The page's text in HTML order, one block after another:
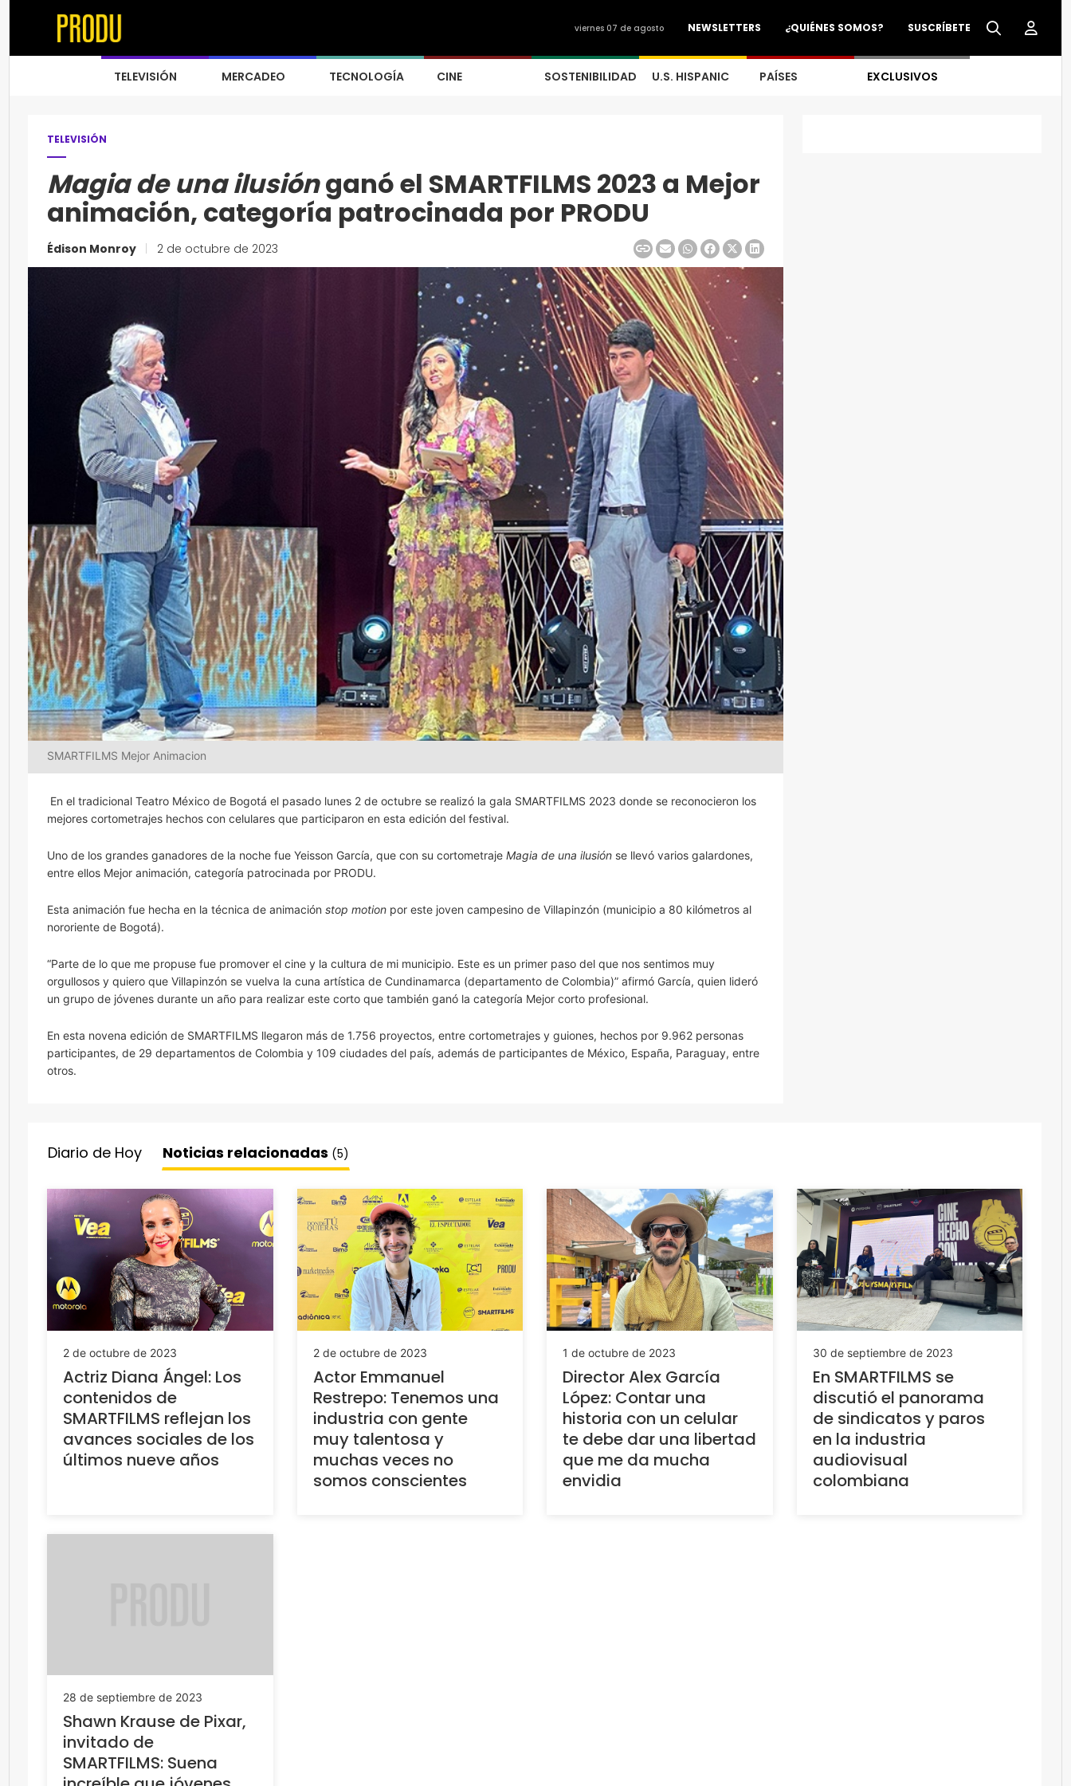
SUSCRÍBETE
¿QUIÉNES SOMOS?
NEWSLETTERS
viernes 07 de agosto
TELEVISIÓN MERCADEO TECNOLOGÍA CINE SOSTENIBILIDAD U.S. HISPANIC PAÍSES EXCLUSIVOS
TELEVISIÓN
Magia de una ilusiónganó el SMARTFILMS 2023 a Mejor
animación, categoría patrocinada por PRODU
Édison Monroy 2 de octubre de 2023
SMARTFILMS Mejor Animacion
En el tradicional Teatro México de Bogotá el pasado lunes 2 de octubre se realizó la gala SMARTFILMS 2023 donde se reconocieron los
mejores cortometrajes hechos con celulares que participaron en esta edición del festival.
Uno de los grandes ganadores de la noche fue Yeisson García, que con su cortometraje Magia de una ilusión se llevó varios galardones,
entre ellos Mejor animación, categoría patrocinada por PRODU.
Esta animación fue hecha en la técnica de animación stop motion por este joven campesino de Villapinzón (municipio a 80 kilómetros al
nororiente de Bogotá).
“Parte de lo que me propuse fue promover el cine y la cultura de mi municipio. Este es un primer paso del que nos sentimos muy
orgullosos y quiero que Villapinzón se vuelva la cuna artística de Cundinamarca (departamento de Colombia)” afirmó García, quien lideró
un grupo de jóvenes durante un año para realizar este corto que también ganó la categoría Mejor corto profesional.
En esta novena edición de SMARTFILMS llegaron más de 1.756 proyectos, entre cortometrajes y guiones, hechos por 9.962 personas
participantes, de 29 departamentos de Colombia y 109 ciudades del país, además de participantes de México, España, Paraguay, entre
otros.
Diario de Hoy Noticias relacionadas (5)
2 de octubre de 2023
Actriz Diana Ángel: Los
contenidos de
SMARTFILMS reflejan los
avances sociales de los
últimos nueve años
2 de octubre de 2023
Actor Emmanuel
Restrepo: Tenemos una
industria con gente
muy talentosa y
muchas veces no
somos conscientes
1 de octubre de 2023
Director Alex García
López: Contar una
historia con un celular
te debe dar una libertad
que me da mucha
envidia
30 de septiembre de 2023
En SMARTFILMS se
discutió el panorama
de sindicatos y paros
en la industria
audiovisual
colombiana
28 de septiembre de 2023
Shawn Krause de Pixar,
invitado de
SMARTFILMS: Suena